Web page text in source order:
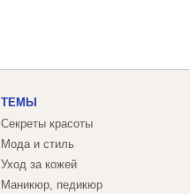
ТЕМЫ
Секреты красоты
Мода и стиль
Уход за кожей
Маникюр, педикюр